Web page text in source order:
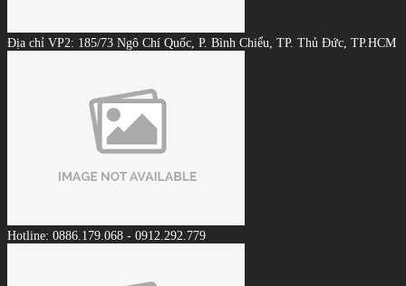
Địa chỉ VP2: 185/73 Ngô Chí Quốc, P. Bình Chiểu, TP. Thủ Đức, TP.HCM
Hotline: 0886.179.068 - 0912.292.779